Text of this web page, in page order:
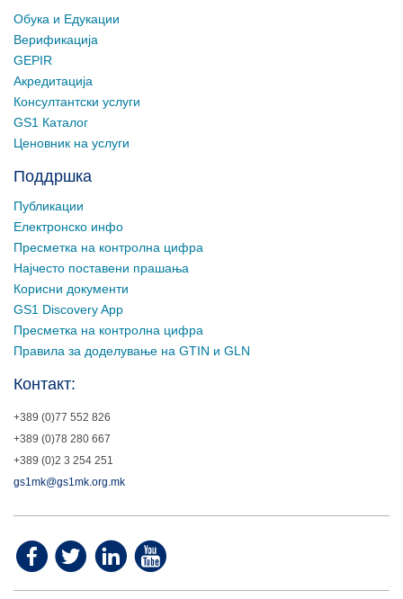
Обука и Едукации
Верификација
GEPIR
Акредитација
Консултантски услуги
GS1 Каталог
Ценовник на услуги
Поддршка
Публикации
Електронско инфо
Пресметка на контролна цифра
Најчесто поставени прашања
Корисни документи
GS1 Discovery App
Пресметка на контролна цифра
Правила за доделување на GTIN и GLN
Контакт:
+389 (0)77 552 826
+389 (0)78 280 667
+389 (0)2 3 254 251
gs1mk@gs1mk.org.mk